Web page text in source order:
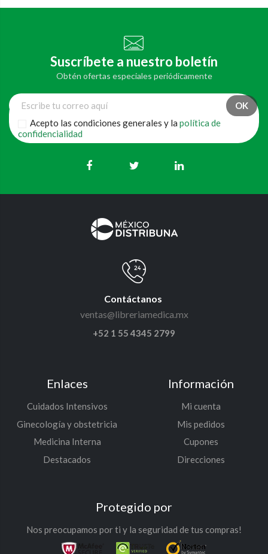
Suscríbete a nuestro boletín
Obtén ofertas especiales periódicamente
Acepto las condiciones generales y lapolítica de
confidencialidad
Contáctanos
ventas@libreriamedica.mx
+52 1 55 4345 2799
Enlaces
Cuidados Intensivos
Ginecología y obstetricia
Medicina Interna
Destacados
Información
Mi cuenta
Mis pedidos
Cupones
Direcciones
Protegido por
Nos preocupamos por ti y la seguridad de tus compras!